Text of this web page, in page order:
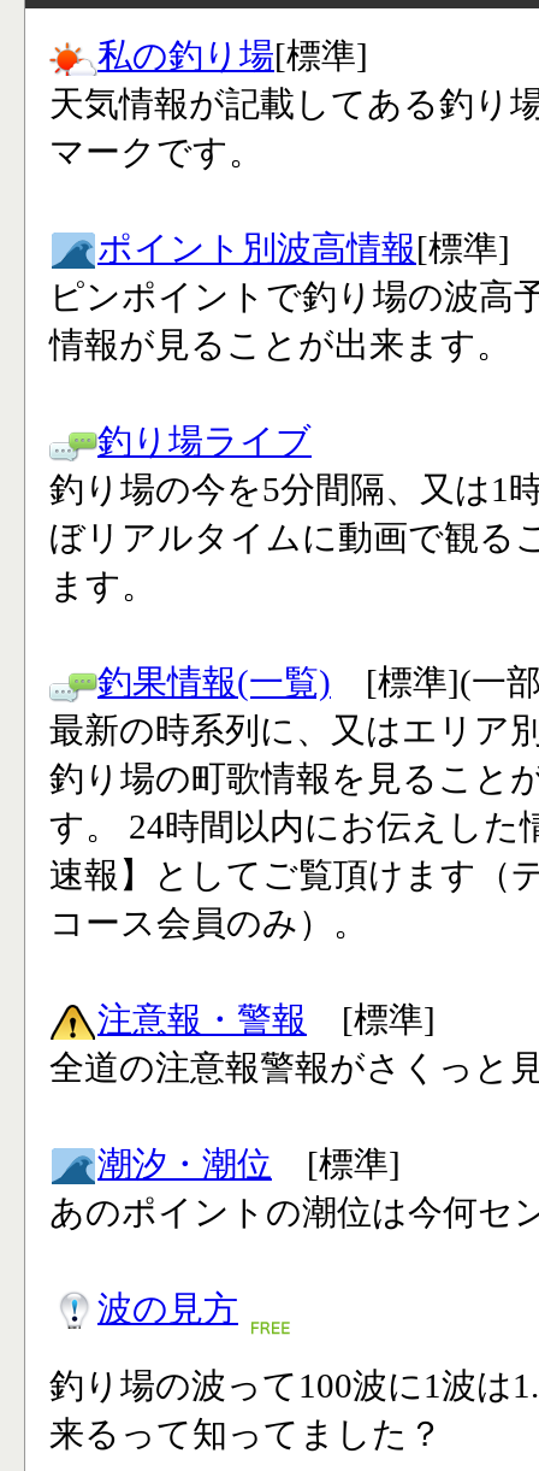
私の釣り場[標準]
天気情報が記載してある釣り
マークです。
ポイント別波高情報[標準]
ピンポイントで釣り場の波高
情報が見ることが出来ます。
釣り場ライブ
釣り場の今を5分間隔、又は1
ぼリアルタイムに動画で観る
ます。
釣果情報(一覧) [標準](一
最新の時系列に、又はエリア
釣り場の町歌情報を見ること
す。 24時間以内にお伝えした
速報】としてご覧頂けます（
コース会員のみ）。
注意報・警報 [標準]
全道の注意報警報がさくっと
潮汐・潮位 [標準]
あのポイントの潮位は今何セ
波の見方
釣り場の波って100波に1波は
来るって知ってました？